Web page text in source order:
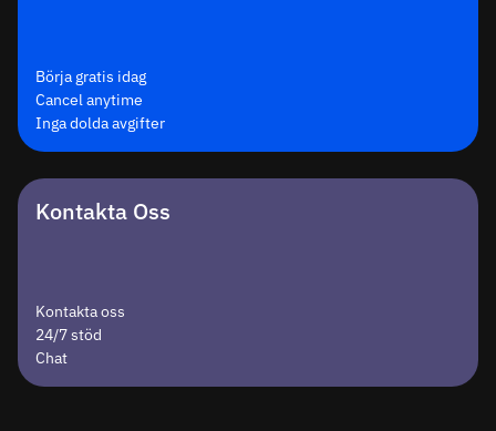
Börja gratis idag
Cancel anytime
Inga dolda avgifter
Kontakta Oss
Kontakta oss
24/7 stöd
Chat